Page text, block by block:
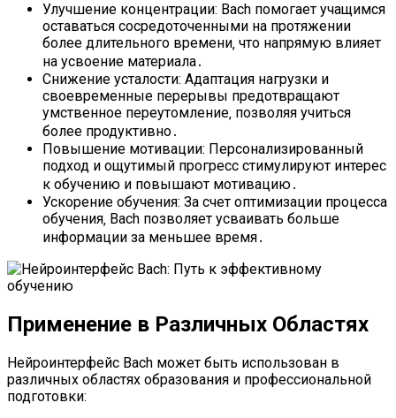
Улучшение концентрации: Bach помогает учащимся
оставаться сосредоточенными на протяжении
более длительного времени‚ что напрямую влияет
на усвоение материала․
Снижение усталости: Адаптация нагрузки и
своевременные перерывы предотвращают
умственное переутомление‚ позволяя учиться
более продуктивно․
Повышение мотивации: Персонализированный
подход и ощутимый прогресс стимулируют интерес
к обучению и повышают мотивацию․
Ускорение обучения: За счет оптимизации процесса
обучения‚ Bach позволяет усваивать больше
информации за меньшее время․
Применение в Различных Областях
Нейроинтерфейс Bach может быть использован в
различных областях образования и профессиональной
подготовки: